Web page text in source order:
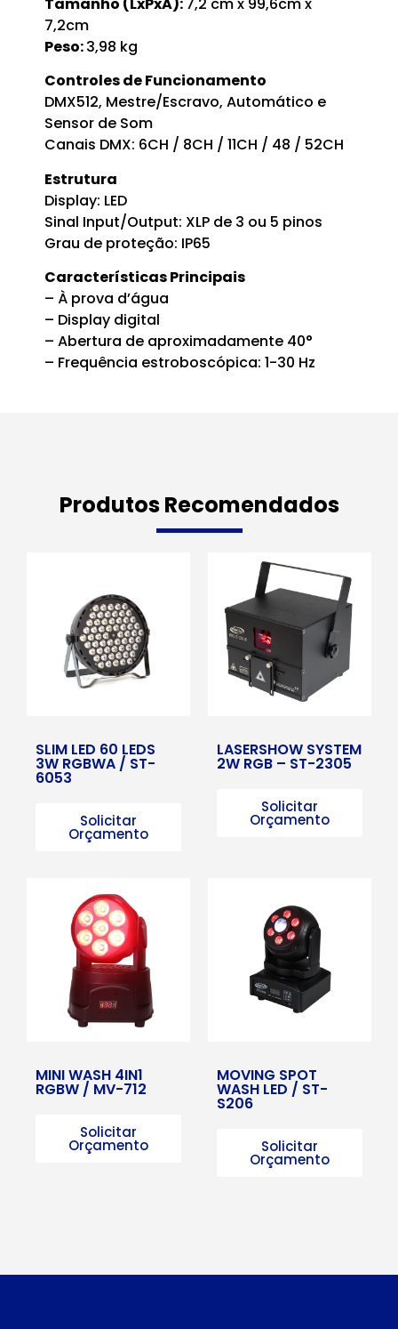
7,2cm
Peso:3,98 kg
Controles de Funcionamento
DMX512, Mestre/Escravo, Automático e
Sensor de Som
Canais DMX: 6CH / 8CH / 11CH / 48 / 52CH
Estrutura
Display: LED
Sinal Input/Output: XLP de 3 ou 5 pinos
Grau de proteção: IP65
Características Principais
– À prova d’água
– Display digital
– Abertura de aproximadamente 40°
– Frequência estroboscópica: 1-30 Hz
Produtos Recomendados
SLIM LED 60 LEDS
3W RGBWA / ST-
6053
Solicitar
Orçamento
LASERSHOW SYSTEM
2W RGB – ST-2305
Solicitar
Orçamento
MINI WASH 4IN1
RGBW / MV-712
Solicitar
Orçamento
MOVING SPOT
WASH LED / ST-
S206
Solicitar
Orçamento